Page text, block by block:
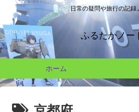
日常の疑問や旅行の記録
ふるたかノー
ホーム